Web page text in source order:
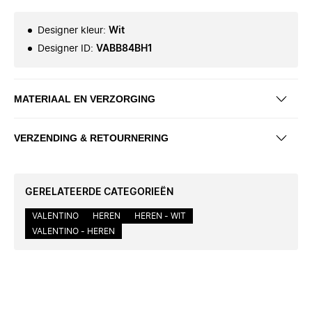
Designer kleur: Wit
Designer ID: VABB84BH1
MATERIAAL EN VERZORGING
VERZENDING & RETOURNERING
GERELATEERDE CATEGORIEËN
VALENTINO HEREN
HEREN - WIT
VALENTINO - HEREN